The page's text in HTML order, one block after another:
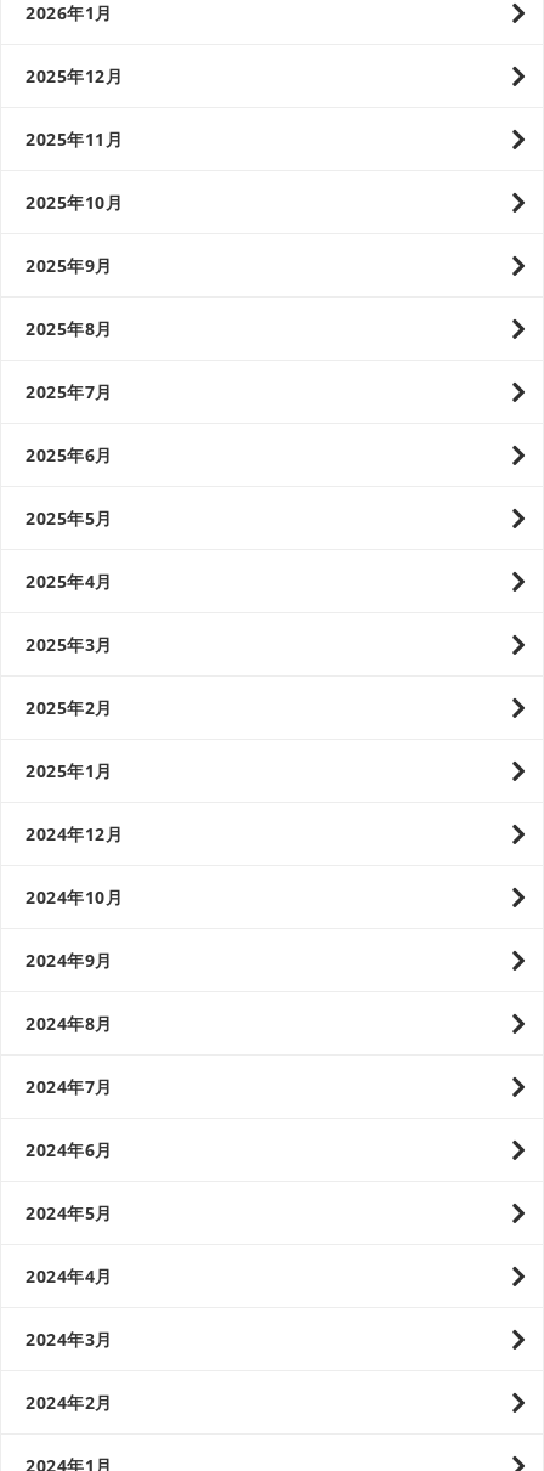
2026年1月
2025年12月
2025年11月
2025年10月
2025年9月
2025年8月
2025年7月
2025年6月
2025年5月
2025年4月
2025年3月
2025年2月
2025年1月
2024年12月
2024年10月
2024年9月
2024年8月
2024年7月
2024年6月
2024年5月
2024年4月
2024年3月
2024年2月
2024年1月